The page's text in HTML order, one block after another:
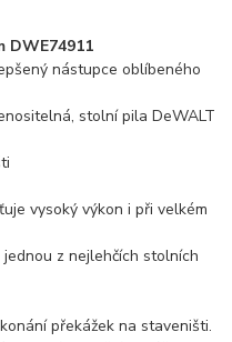
DWE74911
nástupce oblíbeného
stolní pila DeWALT
vysoký výkon i při velkém
z nejlehčích stolních
překážek na staveništi.